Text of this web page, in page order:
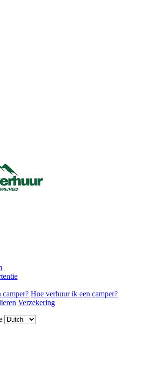
camper? Hoe verhuur ik een camper?
Verzekering